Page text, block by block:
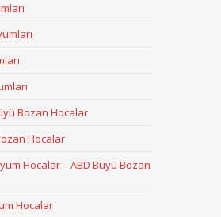
Bozan Hocalar
Hocalar
Hocalar – ABD Büyü Bozan
Hocalar